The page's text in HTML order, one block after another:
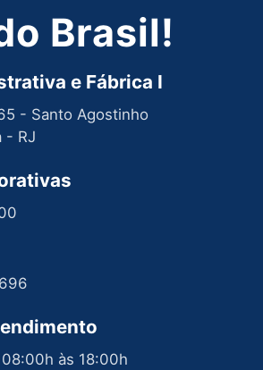
Brasil!
e Fábrica I
- Santo Agostinho
- RJ
às 18:00h